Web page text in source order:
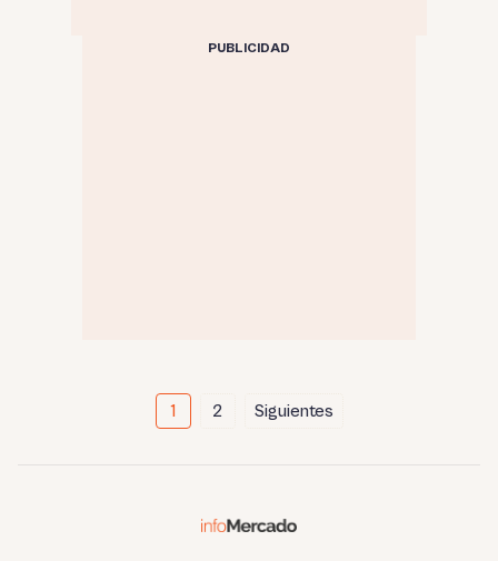
PUBLICIDAD
1 2 Siguientes